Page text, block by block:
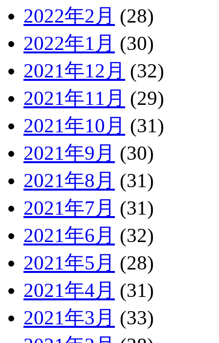
2022年2月 (28)
2022年1月 (30)
2021年12月 (32)
2021年11月 (29)
2021年10月 (31)
2021年9月 (30)
2021年8月 (31)
2021年7月 (31)
2021年6月 (32)
2021年5月 (28)
2021年4月 (31)
2021年3月 (33)